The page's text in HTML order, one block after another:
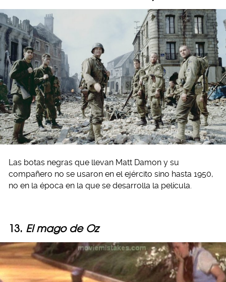
Las botas negras que llevan Matt Damon y su
compañero no se usaron en el ejército sino hasta 1950,
no en la época en la que se desarrolla la película.
13. El mago de Oz